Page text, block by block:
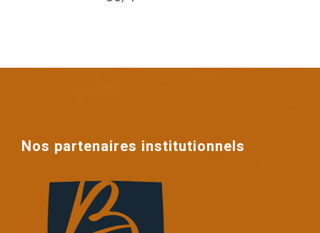
Nos partenaires institutionnels